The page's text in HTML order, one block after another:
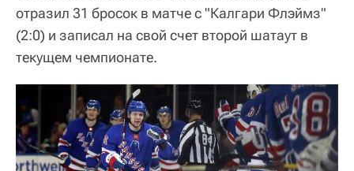
отразил 31 бросок в матче с "Калгари Флэймз"
(2:0) и записал на свой счет второй шатаут в
текущем чемпионате.